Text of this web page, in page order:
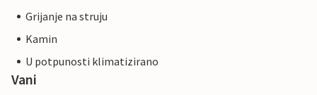
Grijanje na struju
Kamin
U potpunosti klimatizirano
Vani